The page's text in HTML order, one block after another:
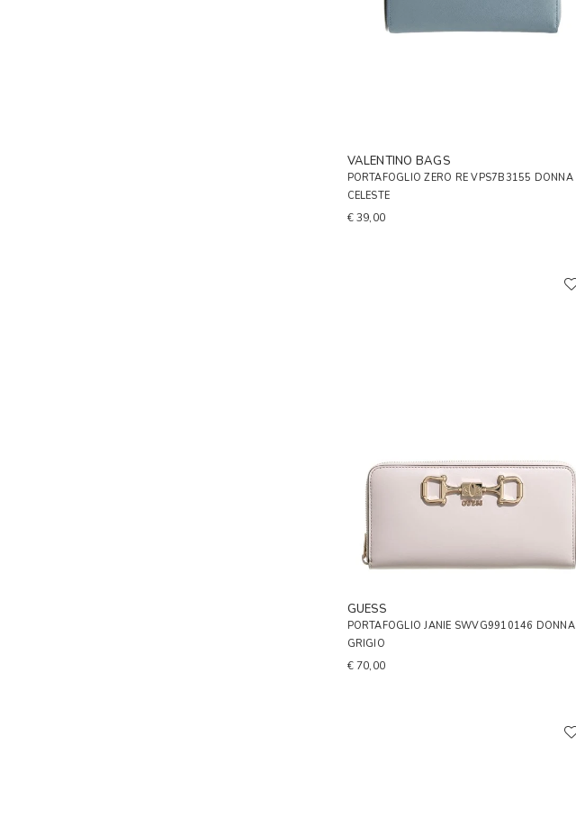
VALENTINO BAGS
PORTAFOGLIO ZERO RE VPS7B3155 DONNA
CELESTE
€ 39,00
GUESS
PORTAFOGLIO JANIE SWVG9910146 DONNA
GRIGIO
€ 70,00